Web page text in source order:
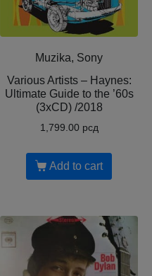
Muzika, Sony
Various Artists – Haynes:
Ultimate Guide to the ’60s
(3xCD) /2018
1,799.00 рсд
Add to cart